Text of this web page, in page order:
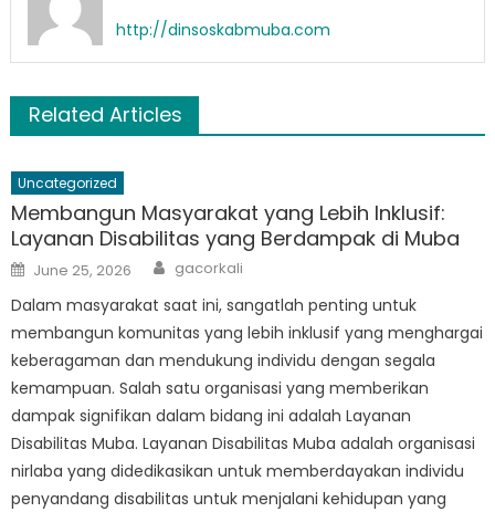
http://dinsoskabmuba.com
Related Articles
Uncategorized
Membangun Masyarakat yang Lebih Inklusif:
Layanan Disabilitas yang Berdampak di Muba
Posted
on
June 25, 2026 Author
gacorkali
Dalam masyarakat saat ini, sangatlah penting untuk
membangun komunitas yang lebih inklusif yang menghargai
keberagaman dan mendukung individu dengan segala
kemampuan. Salah satu organisasi yang memberikan
dampak signifikan dalam bidang ini adalah Layanan
Disabilitas Muba. Layanan Disabilitas Muba adalah organisasi
nirlaba yang didedikasikan untuk memberdayakan individu
penyandang disabilitas untuk menjalani kehidupan yang